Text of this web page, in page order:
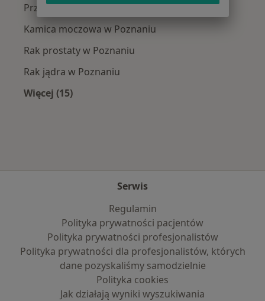
Przerost prostaty w Poznaniu
Kamica moczowa w Poznaniu
Rak prostaty w Poznaniu
Rak jądra w Poznaniu
Więcej (15)
Serwis
Regulamin
Polityka prywatności pacjentów
Polityka prywatności profesjonalistów
Polityka prywatności dla profesjonalistów, których
dane pozyskaliśmy samodzielnie
Polityka cookies
Jak działają wyniki wyszukiwania